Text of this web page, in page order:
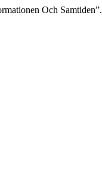
Och Samtiden”.